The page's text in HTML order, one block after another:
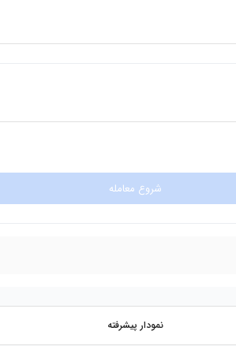
شروع معامله
نمودار پیشرفته